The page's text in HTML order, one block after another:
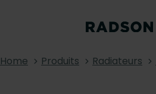
Home Produits Radiateurs